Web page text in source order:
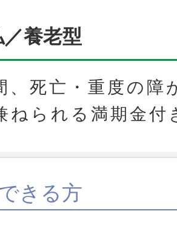
養老型
、死亡・重度の障
ねられる満期金
きる方